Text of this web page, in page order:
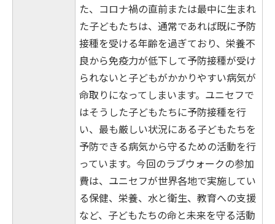
た、コロナ禍の直前または最中に生まれ
た子どもたちは、通常であれば既に予防
接種を受ける年齢を過ぎており、栄養不
良から免疫力が低下して予防接種が受け
られないと子どもがかかりやすい病気が
命取りになってしまいます。ユニセフで
はそうした子どもたちに予防接種を行
い、最も厳しい状況にある子どもたちを
予防できる病気から守るための活動を行
っています。今回のラブウォークの参加
費は、ユニセフが世界各地で実施してい
る保健、栄養、水と衛生、教育への支援
など、子どもたちの命と未来を守る活動